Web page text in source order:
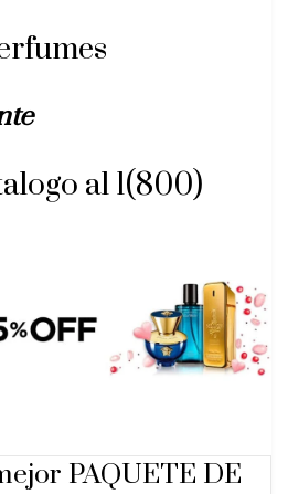
al 1(800)
PAQUETE DE